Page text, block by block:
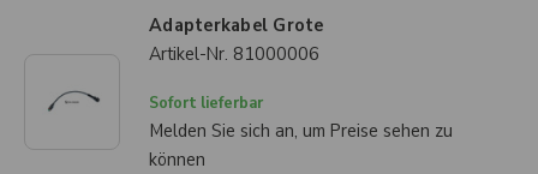
Adapterkabel Grote
Artikel-Nr. 81000006
Sofort lieferbar
Melden Sie sich an, um Preise sehen zu
können